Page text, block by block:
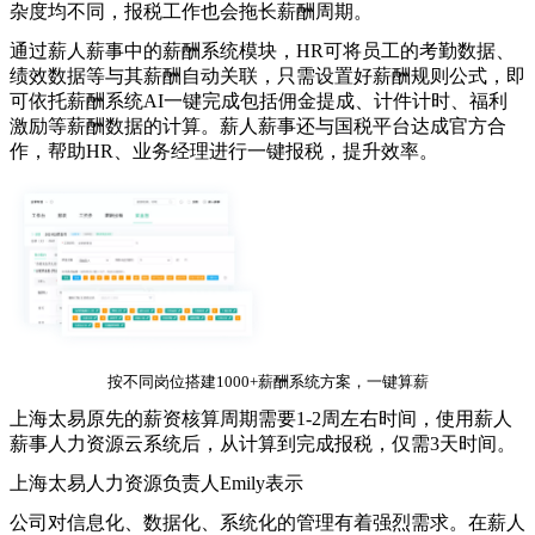
杂度均不同，报税工作也会拖长薪酬周期。
通过薪人薪事中的薪酬系统模块， HR可将员工的考勤数据、
绩效数据等与其薪酬自动关联，只需设置好薪酬规则公式，即
可依托薪酬系统AI一键完成包括佣金提成、计件计时、福利
激励等薪酬数据的计算。薪人薪事还与国税平台达成官方合
作，帮助HR 、业务经理进行一键报税，提升效率。
按不同岗位搭建1000+薪酬系统方案，一键算薪
上海太易原先的薪资核算周期需要1-2周左右时间，使用薪人
薪事人力资源云系统后，从计算到完成报税，仅需3天时间。
上海太易人力资源负责人 Emily表示
公司对信息化、数据化、系统化的管理有着强烈需求。在薪人